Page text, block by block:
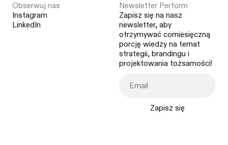
Obserwuj nas
Instagram
LinkedIn
Newsletter Perform
Zapisz się na nasz
newsletter, aby
otrzymywać comiesięczną
porcję wiedzy na temat
strategii, brandingu i
projektowania tożsamości!
Zapisz się